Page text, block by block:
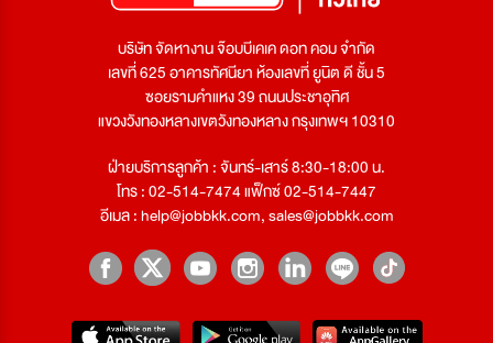
บริษัท จัดหางาน จ๊อบบีเคเค ดอท คอม จำกัด
เลขที่ 625 อาคารทัศนียา ห้องเลขที่ ยูนิต ดี ชั้น 5
ซอยรามคำแหง 39 ถนนประชาอุทิศ
แขวงวังทองหลางเขตวังทองหลาง กรุงเทพฯ 10310
ฝ่ายบริการลูกค้า : จันทร์-เสาร์ 8:30-18:00 น.
โทร : 02-514-7474 แฟ็กซ์ 02-514-7447
อีเมล :help@jobbkk.com,sales@jobbkk.com